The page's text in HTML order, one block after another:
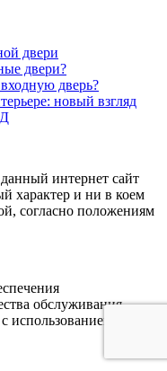
двери
двери?
дверь?
новый взгляд
интернет сайт
характер и ни в коем
согласно положениям
обслуживания,
использованием